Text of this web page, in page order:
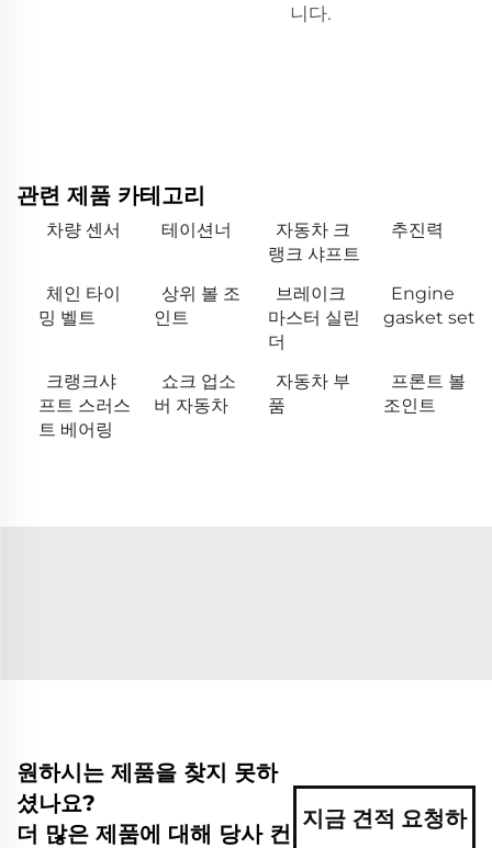
니다.
관련 제품 카테고리
차량 센서 테이션너
자동차 크
랭크 샤프트
추진력
체인 타이
밍 벨트
상위 볼 조
인트
브레이크
마스터 실린
더
Engine
gasket set
크랭크샤
프트 스러스
트 베어링
쇼크 업소
버 자동차
자동차 부
품
프론트 볼
조인트
원하시는 제품을 찾지 못하
셨나요?
더 많은 제품에 대해 당사 컨
지금 견적 요청하